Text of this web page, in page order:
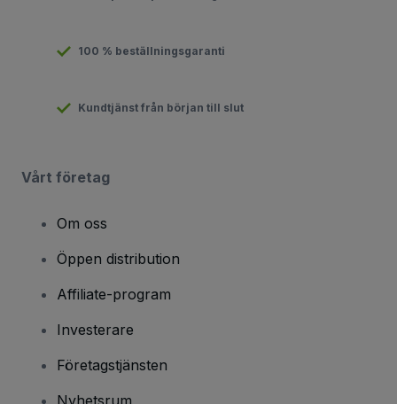
100 % beställningsgaranti
Kundtjänst från början till slut
Vårt företag
Om oss
Öppen distribution
Affiliate-program
Investerare
Företagstjänsten
Nyhetsrum